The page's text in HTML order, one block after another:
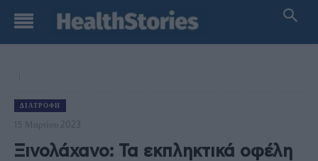
ΔΙΑΤΡΟΦΉ
15 Μαρτίου 2023
Ξινολάχανο: Τα εκπληκτικά οφέλη